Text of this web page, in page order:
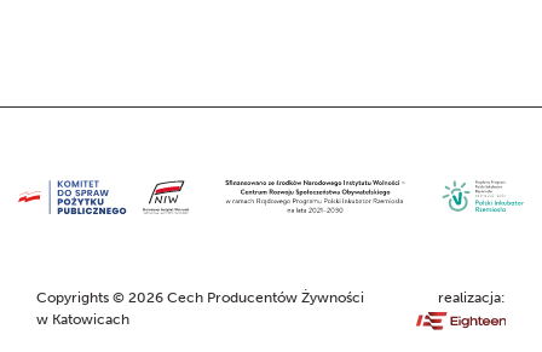
Copyrights © 2026 Cech Producentów Żywności
w Katowicach
realizacja: